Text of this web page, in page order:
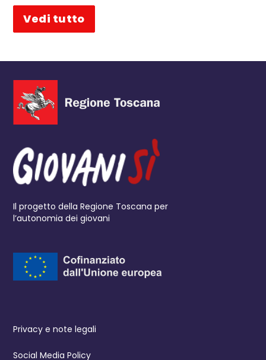
Vedi tutto
Il progetto della Regione Toscana per
l’autonomia dei giovani
Privacy e note legali
Social Media Policy